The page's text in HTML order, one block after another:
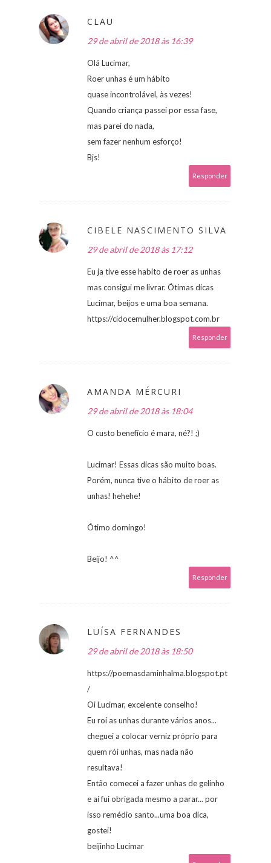
CLAU
29 de abril de 2018 às 16:39
Olá Lucimar,
Roer unhas é um hábito
quase incontrolável, às vezes!
Quando criança passei por essa fase,
mas parei do nada,
sem fazer nenhum esforço!
Bjs!
Responder
CIBELE NASCIMENTO SILVA
29 de abril de 2018 às 17:12
Eu ja tive esse habito de roer as unhas
mas consigui me livrar. Ótimas dicas
Lucimar, beijos e uma boa semana.
https://cidocemulher.blogspot.com.br
Responder
AMANDA MÉRCURI
29 de abril de 2018 às 18:04
O custo benefício é mara, né?! ;)
Lucimar! Essas dicas são muito boas.
Porém, nunca tive o hábito de roer as
unhas! hehehe!
Ótimo domingo!
Beijo! ^^
Responder
LUÍSA FERNANDES
29 de abril de 2018 às 18:50
https://poemasdaminhalma.blogspot.pt
/
Oi Lucimar, excelente conselho!
Eu roí as unhas durante vários anos...
cheguei a colocar verniz próprio para
quem rói unhas, mas nada não
resultava!
Então comecei a fazer unhas de gelinho
e aí fui obrigada mesmo a parar... por
isso remédio santo...uma boa dica,
gostei!
beijinho Lucimar